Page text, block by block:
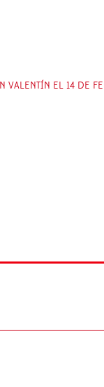
VALENTÍN EL 14 DE